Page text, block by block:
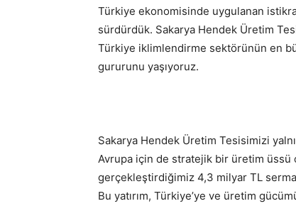
Türkiye ekonomisinde uygulanan
sürdürdük. Sakarya Hendek Üretim
Türkiye iklimlendirme sektörünün en
gururunu yaşıyoruz.
Sakarya Hendek Üretim Tesisimizi
Avrupa için de stratejik bir üretim üssü
gerçekleştirdiğimiz 4,3 milyar TL
Bu yatırım, Türkiye’ye ve üretim